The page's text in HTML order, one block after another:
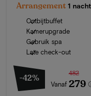
Arrangement 1
Ontbijtbuffet
Kamerupgrade
Gebruik spa
Late check-out
-42%
Vanaf
482
279